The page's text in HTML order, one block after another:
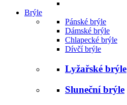
Brýle
Pánské brýle
Dámské brýle
Chlapecké brýle
Dívčí brýle
Lyžařské brýle
Sluneční brýle